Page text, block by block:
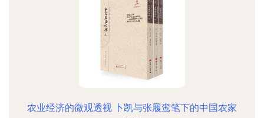
农业经济的微观透视 卜凯与张履鸾笔下的中国农家